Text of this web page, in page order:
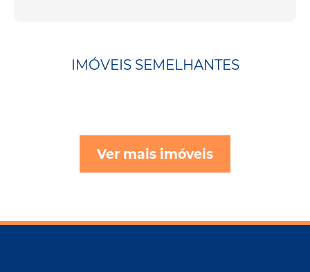
IMÓVEIS SEMELHANTES
Ver mais imóveis